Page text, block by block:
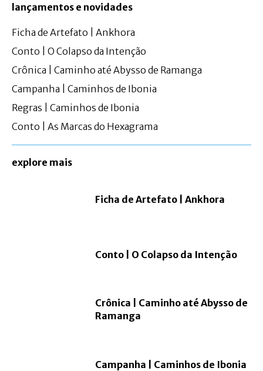
lançamentos e novidades
Ficha de Artefato | Ankhora
Conto | O Colapso da Intenção
Crônica | Caminho até Abysso de Ramanga
Campanha | Caminhos de Ibonia
Regras | Caminhos de Ibonia
Conto | As Marcas do Hexagrama
explore mais
Ficha de Artefato | Ankhora
Conto | O Colapso da Intenção
Crônica | Caminho até Abysso de
Ramanga
Campanha | Caminhos de Ibonia